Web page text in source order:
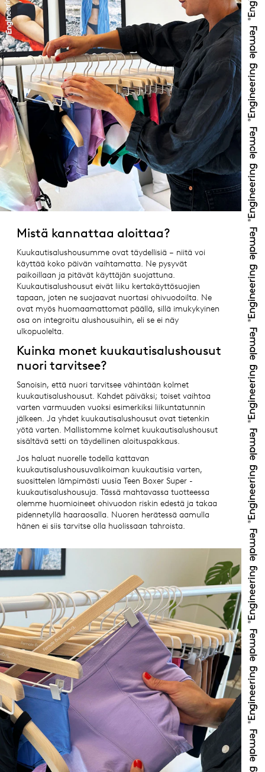
Mistä kannattaa aloittaa?
Kuukautisalushousumme ovat täydellisiä – niitä voi
käyttää koko päivän vaihtamatta. Ne pysyvät
paikoillaan ja pitävät käyttäjän suojattuna.
Kuukautisalushousut eivät liiku kertakäyttösuojien
tapaan, joten ne suojaavat nuortasi ohivuodoilta. Ne
ovat myös huomaamattomat päällä, sillä imukykyinen
osa on integroitu alushousuihin, eli se ei näy
ulkopuolelta.
Kuinka monet kuukautisalushousut
nuori tarvitsee?
Sanoisin, että nuori tarvitsee vähintään kolmet
kuukautisalushousut. Kahdet päiväksi; toiset vaihtoa
varten varmuuden vuoksi esimerkiksi liikuntatunnin
jälkeen. Ja yhdet kuukautisalushousut ovat tietenkin
yötä varten. Mallistomme kolmet kuukautisalushousut
sisältävä setti on täydellinen aloituspakkaus.
Jos haluat nuorelle todella kattavan
kuukautisalushousuvalikoiman kuukautisia varten,
suosittelen lämpimästi uusia Teen Boxer Super -
kuukautisalushousuja. Tässä mahtavassa tuotteessa
olemme huomioineet ohivuodon riskin edestä ja takaa
pidennetyllä haaraosalla. Nuoren herätessä aamulla
hänen ei siis tarvitse olla huolissaan tahroista.